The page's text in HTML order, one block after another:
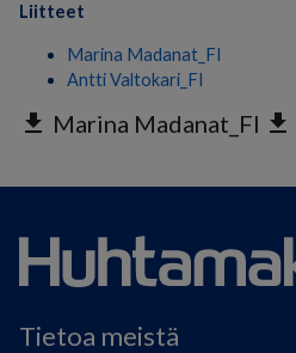
Liitteet
Marina Madanat_FI
Antti Valtokari_FI
get_app Marina Madanat_FI get_app
Tietoa meistä